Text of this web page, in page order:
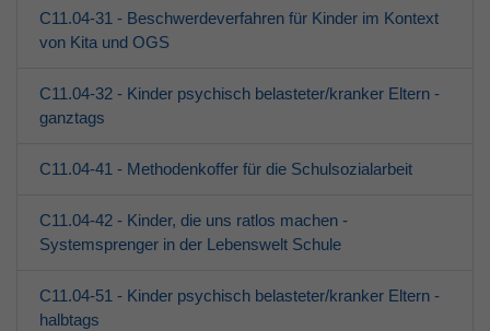
C11.04-31 - Beschwerdeverfahren für Kinder im Kontext
von Kita und OGS
C11.04-32 - Kinder psychisch belasteter/kranker Eltern -
ganztags
C11.04-41 - Methodenkoffer für die Schulsozialarbeit
C11.04-42 - Kinder, die uns ratlos machen -
Systemsprenger in der Lebenswelt Schule
C11.04-51 - Kinder psychisch belasteter/kranker Eltern -
halbtags